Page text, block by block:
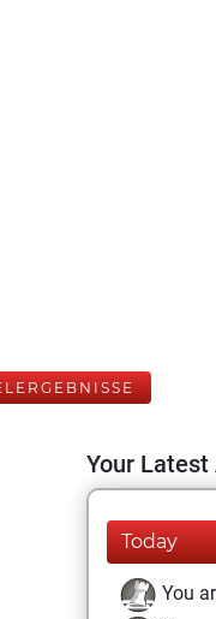
Your
Today
You